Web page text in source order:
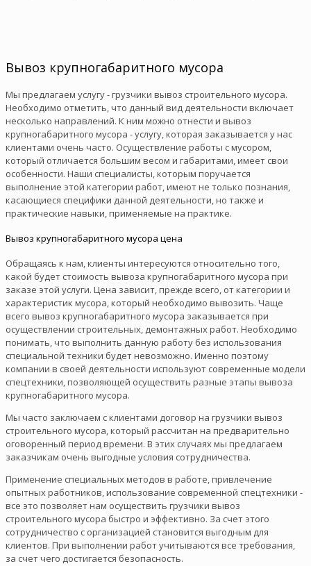
Вывоз крупногабаритного мусора
Мы предлагаем услугу - грузчики вывоз строительного мусора.
Необходимо отметить, что данный вид деятельности включает
несколько направлений. К ним можно отнести и вывоз
крупногабаритного мусора - услугу, которая заказывается у нас
клиентами очень часто. Осуществление работы с мусором,
который отличается большим весом и габаритами, имеет свои
особенности. Наши специалисты, которым поручается
выполнение этой категории работ, имеют не только познания,
касающиеся специфики данной деятельности, но также и
практические навыки, применяемые на практике.
Вывоз крупногабаритного мусора цена
Обращаясь к нам, клиенты интересуются относительно того,
какой будет стоимость вывоза крупногабаритного мусора при
заказе этой услуги. Цена зависит, прежде всего, от категории и
характеристик мусора, который необходимо вывозить. Чаще
всего вывоз крупногабаритного мусора заказывается при
осуществлении строительных, демонтажных работ. Необходимо
понимать, что выполнить данную работу без использования
специальной техники будет невозможно. Именно поэтому
компании в своей деятельности используют современные модели
спецтехники, позволяющей осуществить разные этапы вывоза
крупногабаритного мусора.
Мы часто заключаем с клиентами договор на грузчики вывоз
строительного мусора, который рассчитан на предварительно
оговоренный период времени. В этих случаях мы предлагаем
заказчикам очень выгодные условия сотрудничества.
Применение специальных методов в работе, привлечение
опытных работников, использование современной спецтехники -
все это позволяет нам осуществить грузчики вывоз
строительного мусора быстро и эффективно. За счет этого
сотрудничество с организацией становится выгодным для
клиентов. При выполнении работ учитываются все требования,
за счет чего достигается безопасность.